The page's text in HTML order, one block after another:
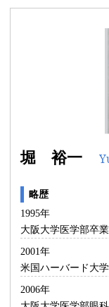
堀 裕一
略歴
1995年
大阪大学医学部卒
2001年
米国ハーバード大
2006年